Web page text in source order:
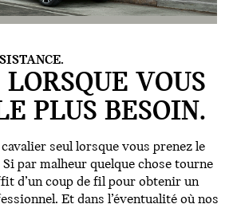
VOUS
PLUS BESOIN.
seul lorsque vous prenez le
par malheur quelque chose tourne
d’un coup de fil pour obtenir un
Et dans l’éventualité où nos